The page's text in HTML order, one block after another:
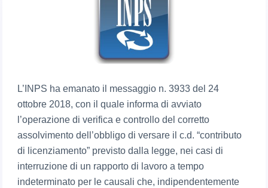
L’INPS ha emanato il messaggio n. 3933 del 24
ottobre 2018, con il quale informa di avviato
l’operazione di verifica e controllo del corretto
assolvimento dell’obbligo di versare il c.d. “contributo
di licenziamento” previsto dalla legge, nei casi di
interruzione di un rapporto di lavoro a tempo
indeterminato per le causali che, indipendentemente